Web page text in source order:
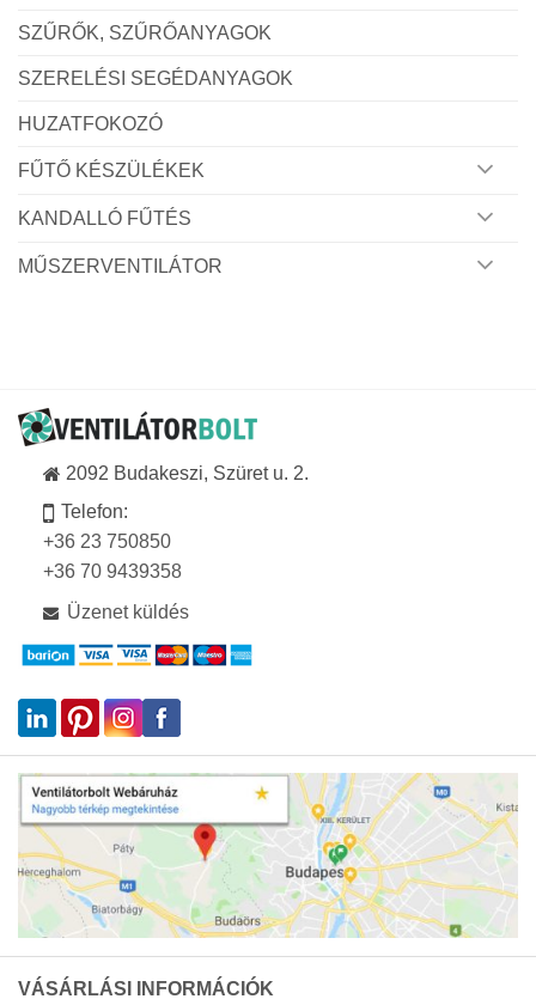
SZŰRŐK, SZŰRŐANYAGOK
SZERELÉSI SEGÉDANYAGOK
HUZATFOKOZÓ
FŰTŐ KÉSZÜLÉKEK
KANDALLÓ FŰTÉS
MŰSZERVENTILÁTOR
2092 Budakeszi, Szüret u. 2.
Telefon:
+36 23 750850
+36 70 9439358
Üzenet küldés
VÁSÁRLÁSI INFORMÁCIÓK